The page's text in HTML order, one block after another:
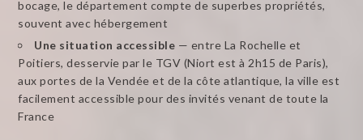
bocage, le département compte de superbes propriétés,
souvent avec hébergement
Une situation accessible — entre La Rochelle et
Poitiers, desservie par le TGV (Niort est à 2h15 de Paris),
aux portes de la Vendée et de la côte atlantique, la ville est
facilement accessible pour des invités venant de toute la
France